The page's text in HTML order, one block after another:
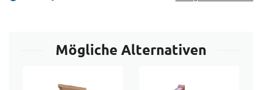
Mögliche Alternativen